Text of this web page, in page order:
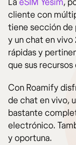
cliente con
tiene sección de
y un chat en vivo
rápidas y
que sus
Con Roamify
de chat en vivo,
bastante
electrónico.
y oportuna.